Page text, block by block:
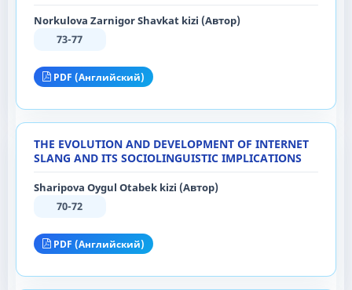
Norkulova Zarnigor Shavkat kizi (Автор)
73-77
PDF (Английский)
THE EVOLUTION AND DEVELOPMENT OF INTERNET
SLANG AND ITS SOCIOLINGUISTIC IMPLICATIONS
Sharipova Oygul Otabek kizi (Автор)
70-72
PDF (Английский)